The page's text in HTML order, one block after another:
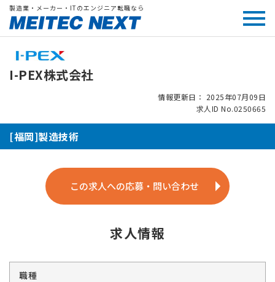
製造業・メーカー・ITのエンジニア転職なら
I-PEX株式会社
情報更新日： 2025年07月09日
求人ID No.0250665
[福岡]製造技術
この求人への応募・問い合わせ
求人情報
職種